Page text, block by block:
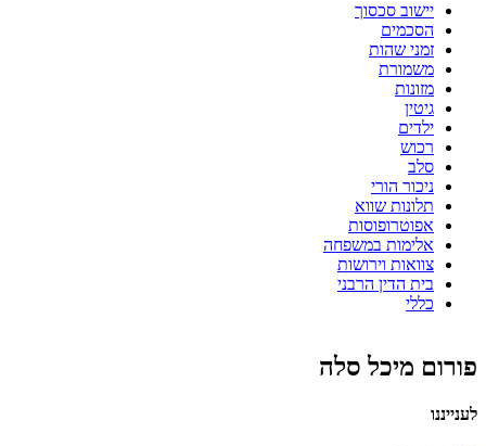
יישוב סכסוך
הסכמים
זמני שהות
משמורת
מזונות
גיטין
ילדים
רכוש
סלב
ניכור הורי
תלונות שווא
אפוטרופוסות
אלימות במשפחה
צוואות וירושות
בית הדין הרבני
כללי
פורום מיכל סלה
לענייננו